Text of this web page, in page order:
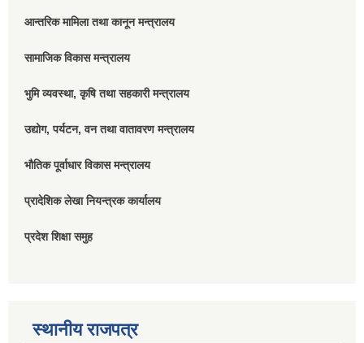
आन्तरिक मामिला तथा कानून मन्त्रालय
सामाजिक विकास मन्त्रालय
भुमि व्यवस्था, कृषि तथा सहकारी मन्त्रालय
उद्योग, पर्यटन, वन तथा वातावरण मन्त्रालय
भौतिक पूर्वाधार विकास मन्त्रालय
प्रादेशिक लेखा नियन्त्रक कार्यालय
प्रदेश शिक्षा समुह
स्थानीय राजपत्र